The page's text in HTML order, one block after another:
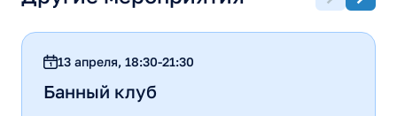
13 апреля, 18:30-21:30
Банный клуб